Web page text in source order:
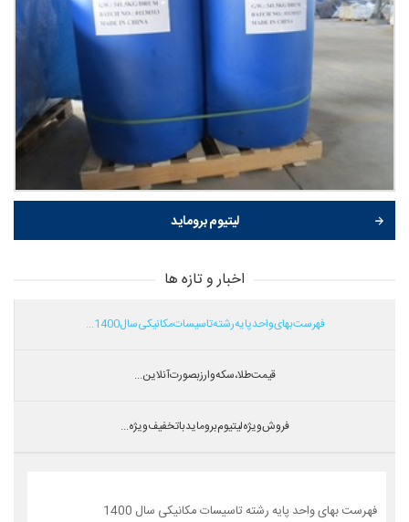
لیتیوم بروماید
اخبار و تازه ها
فهرست بهای واحد پایه رشته تاسیسات مکانیکی سال 1400...
قیمت طلا،سکه و ارز بصورت آنلاین...
فروش ویژه لیتیوم بروماید با تخفیف ویژه...
فهرست بهای واحد پایه رشته تاسیسات مکانیکی سال 1400